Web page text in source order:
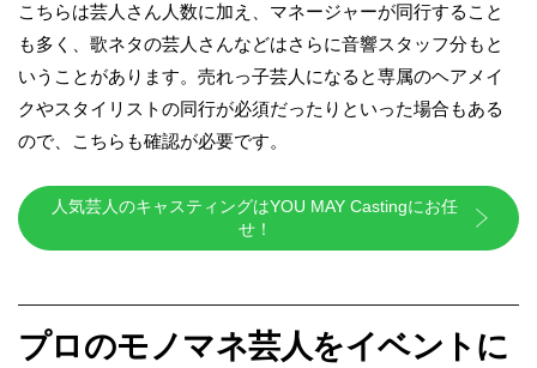
こちらは芸人さん人数に加え、マネージャーが同行すること
も多く、歌ネタの芸人さんなどはさらに音響スタッフ分もと
いうことがあります。売れっ子芸人になると専属のヘアメイ
クやスタイリストの同行が必須だったりといった場合もある
ので、こちらも確認が必要です。
人気芸人のキャスティングはYOU MAY Castingにお任
せ！
プロのモノマネ芸人をイベントに